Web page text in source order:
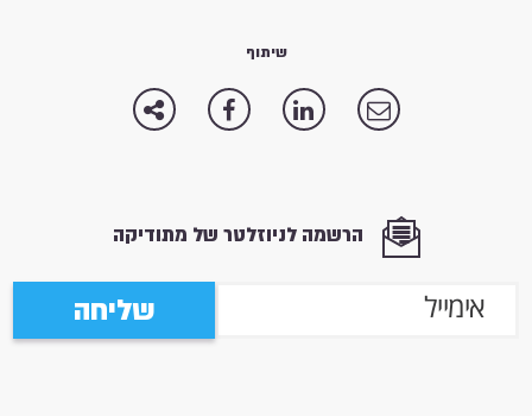
שיתוף
הרשמה לניוזלטר של מתודיקה
שליחה